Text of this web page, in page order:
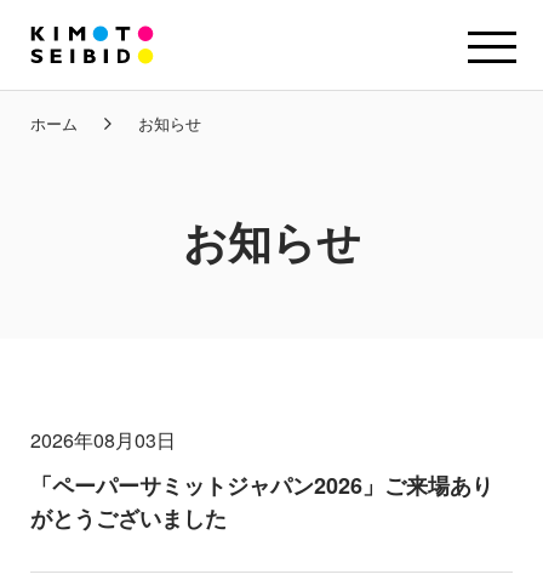
ホーム お知らせ
お知らせ
2026年08月03日
「ペーパーサミットジャパン2026」ご来場あり
がとうございました